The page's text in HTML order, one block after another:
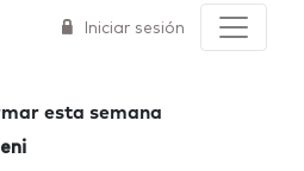
Iniciar sesión
esta semana